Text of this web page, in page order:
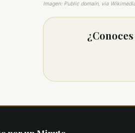
Imagen: Public domain, via